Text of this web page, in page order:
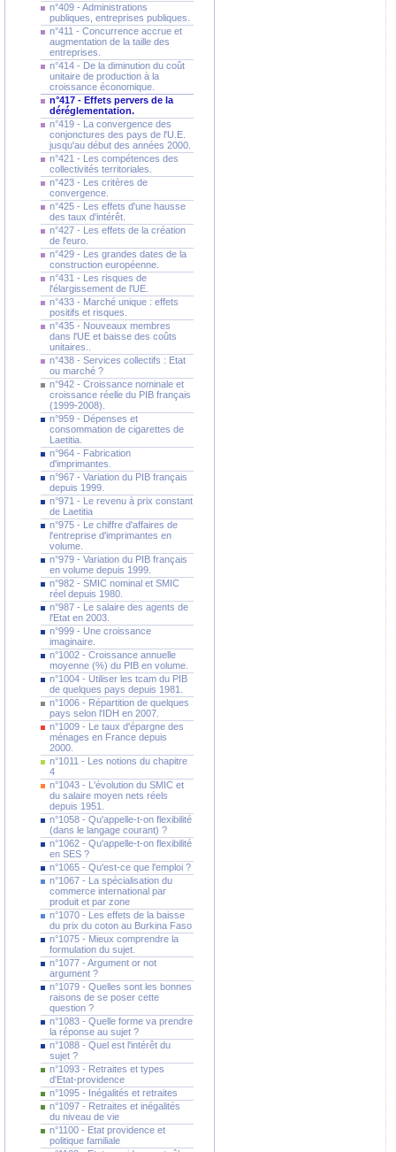
n°409 - Administrations
publiques, entreprises publiques.
n°411 - Concurrence accrue et
augmentation de la taille des
entreprises.
n°414 - De la diminution du coût
unitaire de production à la
croissance économique.
n°417 - Effets pervers de la
déréglementation.
n°419 - La convergence des
conjonctures des pays de l'U.E.
jusqu'au début des années 2000.
n°421 - Les compétences des
collectivités territoriales.
n°423 - Les critères de
convergence.
n°425 - Les effets d'une hausse
des taux d'intérêt.
n°427 - Les effets de la création
de l'euro.
n°429 - Les grandes dates de la
construction européenne.
n°431 - Les risques de
l'élargissement de l'UE.
n°433 - Marché unique : effets
positifs et risques.
n°435 - Nouveaux membres
dans l'UE et baisse des coûts
unitaires..
n°438 - Services collectifs : Etat
ou marché ?
n°942 - Croissance nominale et
croissance réelle du PIB français
(1999-2008).
n°959 - Dépenses et
consommation de cigarettes de
Laetitia.
n°964 - Fabrication
d'imprimantes.
n°967 - Variation du PIB français
depuis 1999.
n°971 - Le revenu à prix constant
de Laetitia
n°975 - Le chiffre d'affaires de
l'entreprise d'imprimantes en
volume.
n°979 - Variation du PIB français
en volume depuis 1999.
n°982 - SMIC nominal et SMIC
réel depuis 1980.
n°987 - Le salaire des agents de
l'Etat en 2003.
n°999 - Une croissance
imaginaire.
n°1002 - Croissance annuelle
moyenne (%) du PIB en volume.
n°1004 - Utiliser les tcam du PIB
de quelques pays depuis 1981.
n°1006 - Répartition de quelques
pays selon l'IDH en 2007.
n°1009 - Le taux d'épargne des
ménages en France depuis
2000.
n°1011 - Les notions du chapitre
4
n°1043 - L'évolution du SMIC et
du salaire moyen nets réels
depuis 1951.
n°1058 - Qu'appelle-t-on flexibilité
(dans le langage courant) ?
n°1062 - Qu'appelle-t-on flexibilité
en SES ?
n°1065 - Qu'est-ce que l'emploi ?
n°1067 - La spécialisation du
commerce international par
produit et par zone
n°1070 - Les effets de la baisse
du prix du coton au Burkina Faso
n°1075 - Mieux comprendre la
formulation du sujet.
n°1077 - Argument or not
argument ?
n°1079 - Quelles sont les bonnes
raisons de se poser cette
question ?
n°1083 - Quelle forme va prendre
la réponse au sujet ?
n°1088 - Quel est l'intérêt du
sujet ?
n°1093 - Retraites et types
d'Etat-providence
n°1095 - Inégalités et retraites
n°1097 - Retraites et inégalités
du niveau de vie
n°1100 - Etat providence et
politique familiale